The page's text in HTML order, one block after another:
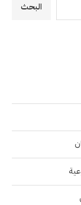
البحث